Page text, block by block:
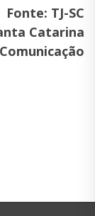
Fonte: TJ-SC
Catarina